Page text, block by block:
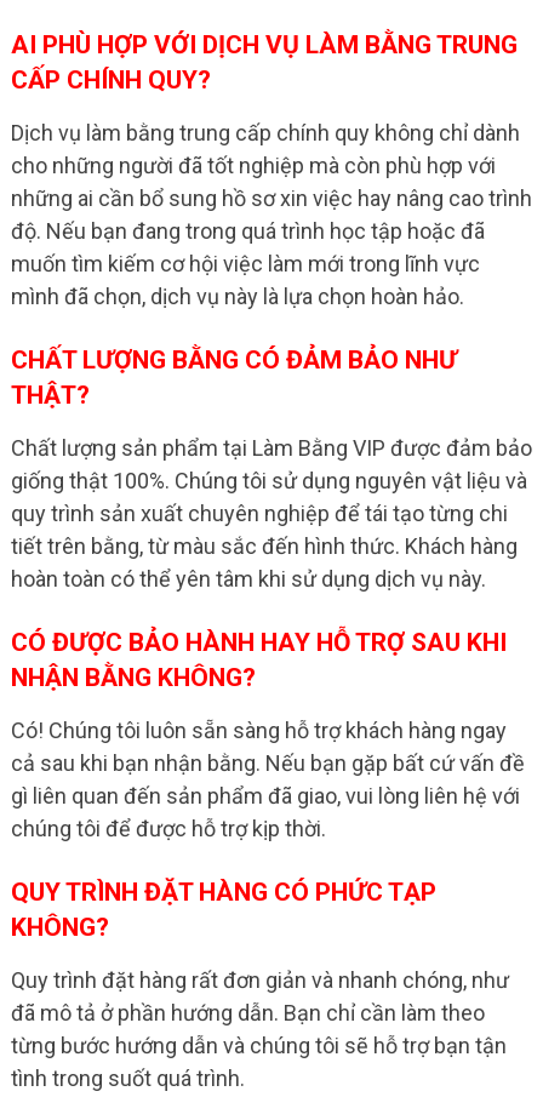
AI PHÙ HỢP VỚI DỊCH VỤ LÀM BẰNG TRUNG
CẤP CHÍNH QUY?
Dịch vụ làm bằng trung cấp chính quy không chỉ dành
cho những người đã tốt nghiệp mà còn phù hợp với
những ai cần bổ sung hồ sơ xin việc hay nâng cao trình
độ. Nếu bạn đang trong quá trình học tập hoặc đã
muốn tìm kiếm cơ hội việc làm mới trong lĩnh vực
mình đã chọn, dịch vụ này là lựa chọn hoàn hảo.
CHẤT LƯỢNG BẰNG CÓ ĐẢM BẢO NHƯ
THẬT?
Chất lượng sản phẩm tại Làm Bằng VIP được đảm bảo
giống thật 100%. Chúng tôi sử dụng nguyên vật liệu và
quy trình sản xuất chuyên nghiệp để tái tạo từng chi
tiết trên bằng, từ màu sắc đến hình thức. Khách hàng
hoàn toàn có thể yên tâm khi sử dụng dịch vụ này.
CÓ ĐƯỢC BẢO HÀNH HAY HỖ TRỢ SAU KHI
NHẬN BẰNG KHÔNG?
Có! Chúng tôi luôn sẵn sàng hỗ trợ khách hàng ngay
cả sau khi bạn nhận bằng. Nếu bạn gặp bất cứ vấn đề
gì liên quan đến sản phẩm đã giao, vui lòng liên hệ với
chúng tôi để được hỗ trợ kịp thời.
QUY TRÌNH ĐẶT HÀNG CÓ PHỨC TẠP
KHÔNG?
Quy trình đặt hàng rất đơn giản và nhanh chóng, như
đã mô tả ở phần hướng dẫn. Bạn chỉ cần làm theo
từng bước hướng dẫn và chúng tôi sẽ hỗ trợ bạn tận
tình trong suốt quá trình.